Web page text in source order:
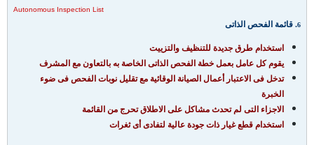
Autonomous Inspection List
6. قائمة الفحص الذاتى
استخدام طرق جديدة للتنظيف والتزييت
يقوم كل عامل بعمل خطة الفحص الذاتى الخاصة به بالتعاون مع المشرف
تدخل فى الاعتبار أعمال الصيانة الوقائية مع تقليل نوبات الفحص فى ضوء
الخبرة
الاجزاء التى لم تحدث مشاكل على الاطلاق تحرج من القائمة
استخدام قطع غيار ذات جودة عالية لتفادى أى ثغرات